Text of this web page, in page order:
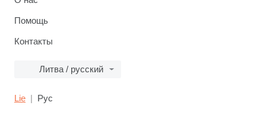
Помощь
Контакты
Литва / русский
Lie Рус